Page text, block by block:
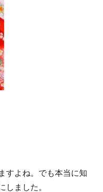
すよね。でも本当に知
しました。